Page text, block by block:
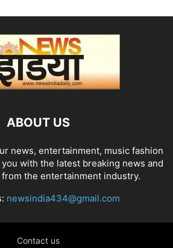
ABOUT US
news, entertainment, music fashion
with the latest breaking news and
the entertainment industry.
newsindia434@gmail.com
Contact us